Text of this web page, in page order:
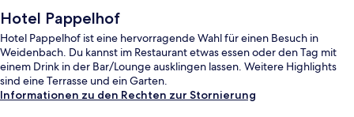
Hotel Pappelhof
Hotel Pappelhof ist eine hervorragende Wahl für einen Besuch in
Weidenbach. Du kannst im Restaurant etwas essen oder den Tag mit
einem Drink in der Bar/Lounge ausklingen lassen. Weitere Highlights
sind eine Terrasse und ein Garten.
Informationen zu den Rechten zur Stornierung